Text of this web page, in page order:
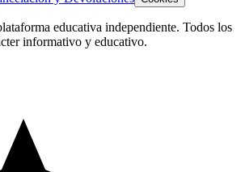
educativa independiente. Todos los
informativo y educativo.